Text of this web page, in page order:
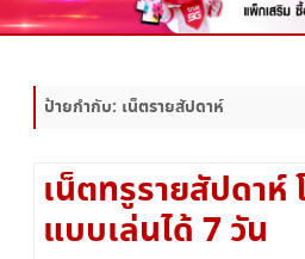
ป้ายกำกับ: เน็ตรายสัปดาห์
เน็ตทรูรายสัปดาห์
แบบเล่นได้ 7 วัน